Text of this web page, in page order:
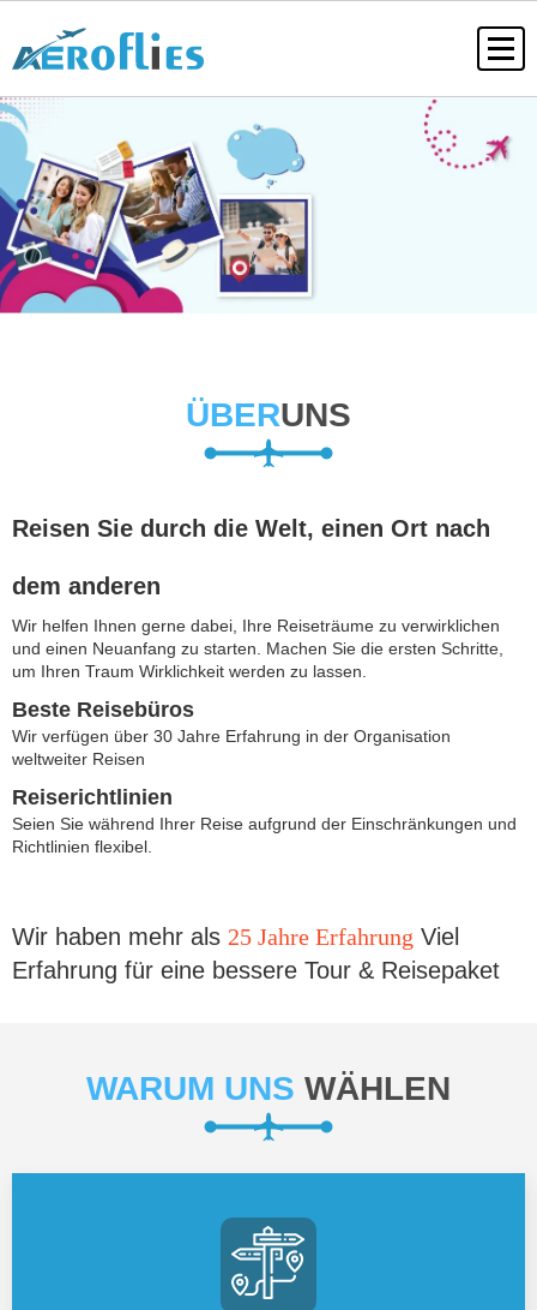
ÜBERUNS
Reisen Sie durch die Welt, einen Ort nach
dem anderen
Wir helfen Ihnen gerne dabei, Ihre Reiseträume zu verwirklichen
und einen Neuanfang zu starten. Machen Sie die ersten Schritte,
um Ihren Traum Wirklichkeit werden zu lassen.
Beste Reisebüros
Wir verfügen über 30 Jahre Erfahrung in der Organisation
weltweiter Reisen
Reiserichtlinien
Seien Sie während Ihrer Reise aufgrund der Einschränkungen und
Richtlinien flexibel.
Wir haben mehr als 25 Jahre Erfahrung Viel
Erfahrung für eine bessere Tour & Reisepaket
WARUM UNS WÄHLEN